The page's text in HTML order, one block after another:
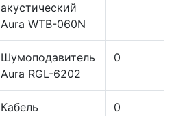
акустический
Aura WTB-060N
Шумоподавитель
Aura RGL-6202
0
Кабель
0